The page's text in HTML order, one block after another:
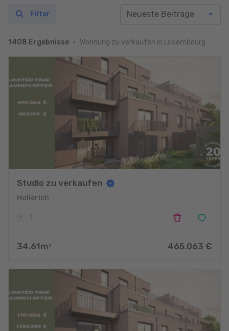
1408 Ergebnisse Wohnung zu verkaufen in Luxembourg
Filter
Studio zu verkaufen
Hollerich
34.61m 2 465.063 €